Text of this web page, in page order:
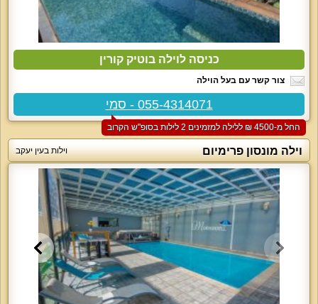
כניסה לוילה בוטיק קורין
צור קשר עם בעל הוילה
055-4314071 - סמי
החל מ-‏4500 ₪ ללילה למזמינים 2 לילות בסופ"ש הקרוב
וילה מונסון פרימיום וילות בעין יעקב